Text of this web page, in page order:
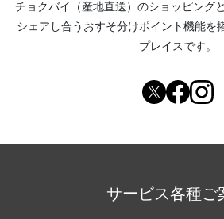
チョクバイ（産地直送） のショッピング
シェアし合う おすそ分けポイント機能を
プレイスです。
サービス各種ご